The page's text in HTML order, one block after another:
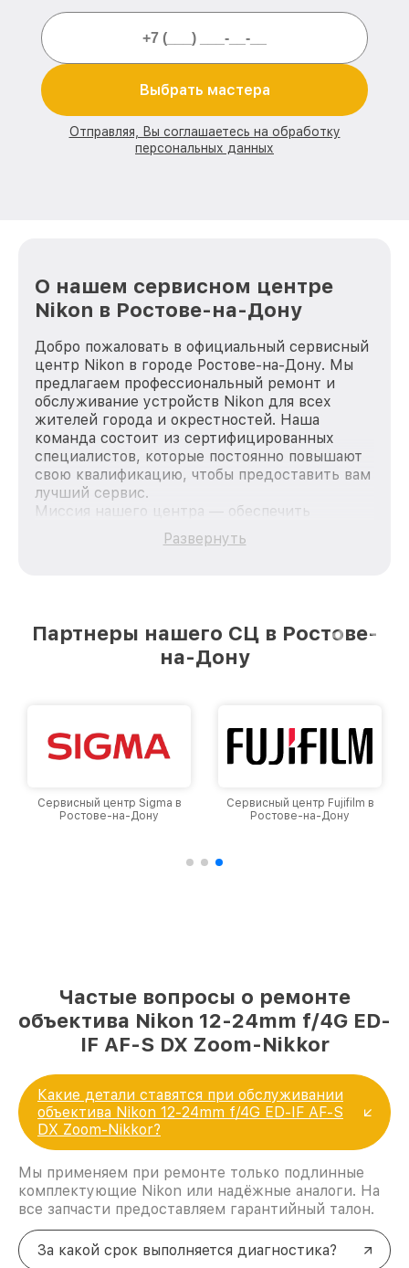
Выбрать мастера
Отправляя, Вы соглашаетесь на обработку
персональных данных
О нашем сервисном центре
Nikon в Ростове-на-Дону
Добро пожаловать в официальный сервисный
центр Nikon в городе Ростове-на-Дону. Мы
предлагаем профессиональный ремонт и
обслуживание устройств Nikon для всех
жителей города и окрестностей. Наша
команда состоит из сертифицированных
специалистов, которые постоянно повышают
свою квалификацию, чтобы предоставить вам
лучший сервис.
Миссия нашего центра — обеспечить
качественный и доступный ремонт для
каждого пользователя продукции Nikon, вне
лучшим сервисным центром Nikon в городе
Ростове-на-Дону, постоянно повышая уровень
Развернуть
Партнеры нашего СЦ в Ростове-
на-Дону
Сервисный центр Sigma в
Ростове-на-Дону
Сервисный центр Fujifilm в
Ростове-на-Дону
Частые вопросы о ремонте
объектива Nikon 12-24mm f/4G ED-
IF AF-S DX Zoom-Nikkor
Какие детали ставятся при обслуживании
объектива Nikon 12-24mm f/4G ED-IF AF-S
DX Zoom-Nikkor?
Мы применяем при ремонте только подлинные
комплектующие Nikon или надёжные аналоги. На
все запчасти предоставляем гарантийный талон.
За какой срок выполняется диагностика?